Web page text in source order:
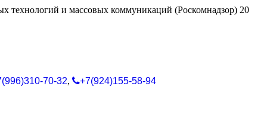
технологий и массовых коммуникаций (Роскомнадзор) 20
70-32, +7(924)155-58-94